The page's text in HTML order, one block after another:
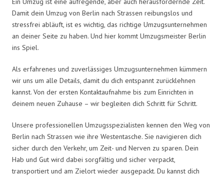
Damit dein Umzug von Berlin nach Strassen reibungslos und
stressfrei abläuft, ist es wichtig, das richtige Umzugsunternehmen
an deiner Seite zu haben. Und hier kommt Umzugsmeister Berlin
ins Spiel.
Als erfahrenes und zuverlässiges Umzugsunternehmen kümmern
wir uns um alle Details, damit du dich entspannt zurücklehnen
kannst. Von der ersten Kontaktaufnahme bis zum Einrichten in
deinem neuen Zuhause – wir begleiten dich Schritt für Schritt.
Unsere professionellen Umzugsspezialisten kennen den Weg von
Berlin nach Strassen wie ihre Westentasche. Sie navigieren dich
sicher durch den Verkehr, um Zeit- und Nerven zu sparen. Dein
Hab und Gut wird dabei sorgfältig und sicher verpackt,
transportiert und am Zielort wieder ausgepackt. Du kannst dich